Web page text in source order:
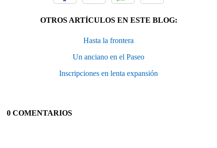
OTROS ARTÍCULOS EN ESTE BLOG:
Hasta la frontera
Un anciano en el Paseo
Inscripciones en lenta expansión
0 COMENTARIOS